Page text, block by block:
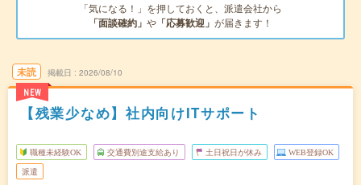
「気になる！」を押しておくと、派遣会社から
「面談確約」 や 「応募歓迎」 が届きます！
未読
NEW
掲載日 2026/08/10
【残業少なめ】社内向けITサポート
職種未経験OK 交通費別途支給あり 土日祝日が休み WEB登録OK
派遣